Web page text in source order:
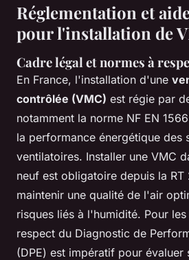
Réglementation et
pour l'installation de
Cadre légal et normes à
En France, l'installation d'une
contrôlée (VMC) est régie par
notamment la norme NF EN
la performance énergétique des
ventilatoires. Installer une VMC
neuf est obligatoire depuis la RT
maintenir une qualité de l'air
risques liés à l'humidité. Pour
respect du Diagnostic de
(DPE) est impératif pour évaluer